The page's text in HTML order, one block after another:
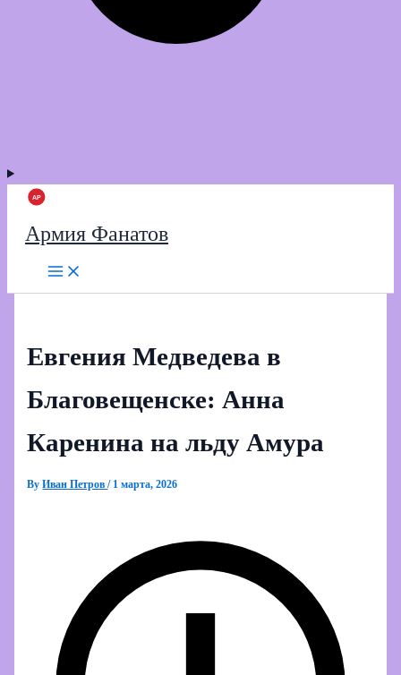
Армия Фанатов
Евгения Медведева в
Благовещенске: Анна
Каренина на льду Амура
ByИван Петров/ 1 марта, 2026